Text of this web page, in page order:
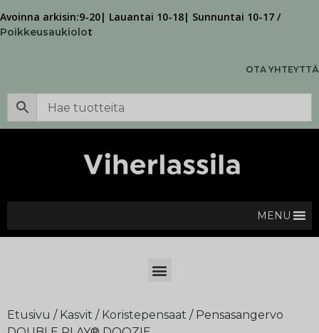
Avoinna arkisin:9-20| Lauantai 10-18| Sunnuntai 10-17 /
Poikkeusaukiolot
OTA YHTEYTTÄ
MENU
Etusivu / Kasvit / Koristepensaat / Pensasangervo